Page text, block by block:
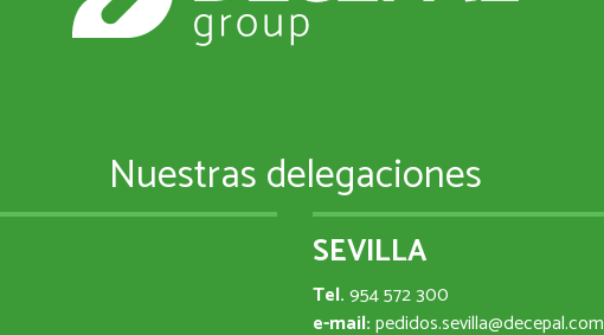
Nuestras delegaciones
SEVILLA
Tel.954 572 300
e-mail:pedidos.sevilla@decepal.com